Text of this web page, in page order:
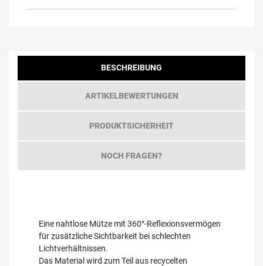
BESCHREIBUNG
ARTIKELBEWERTUNGEN
PRODUKTSICHERHEIT
NOCH FRAGEN?
Eine nahtlose Mütze mit 360°-Reflexionsvermögen
für zusätzliche Sichtbarkeit bei schlechten
Lichtverhältnissen.
Das Material wird zum Teil aus recycelten